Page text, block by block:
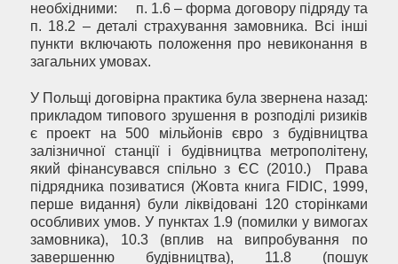
необхідними: п. 1.6 – форма договору підряду та
п. 18.2 – деталі страхування замовника. Всі інші
пункти включають положення про невиконання в
загальних умовах.
У Польщі договірна практика була звернена назад:
прикладом типового зрушення в розподілі ризиків
є проект на 500 мільйонів євро з будівництва
залізничної станції і будівництва метрополітену,
який фінансувався спільно з ЄС (2010.) Права
підрядника позиватися (Жовта книга FIDIC, 1999,
перше видання) були ліквідовані 120 сторінками
особливих умов. У пунктах 1.9 (помилки у вимогах
замовника), 10.3 (вплив на випробування по
завершенню будівництва), 11.8 (пошук